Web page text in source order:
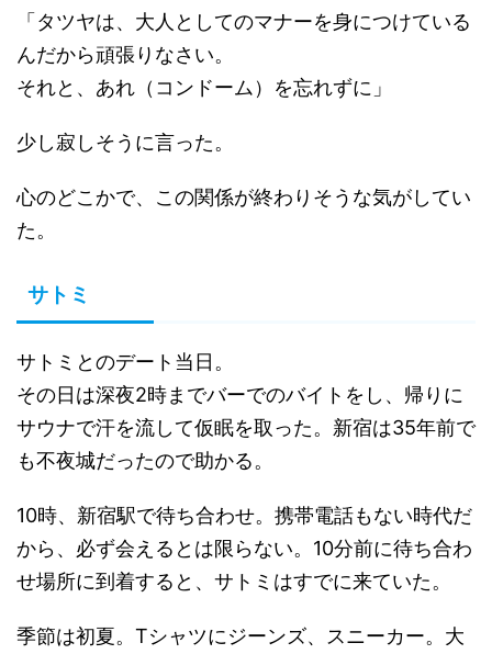
「タツヤは、大人としてのマナーを身につけている
んだから頑張りなさい。
それと、あれ（コンドーム）を忘れずに」
少し寂しそうに言った。
心のどこかで、この関係が終わりそうな気がしてい
た。
サトミ
サトミとのデート当日。
その日は深夜2時までバーでのバイトをし、帰りに
サウナで汗を流して仮眠を取った。新宿は35年前で
も不夜城だったので助かる。
10時、新宿駅で待ち合わせ。携帯電話もない時代だ
から、必ず会えるとは限らない。10分前に待ち合わ
せ場所に到着すると、サトミはすでに来ていた。
季節は初夏。Tシャツにジーンズ、スニーカー。大